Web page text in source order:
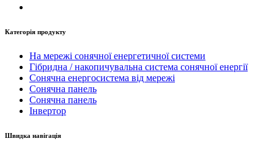
Категорія продукту
На мережі сонячної енергетичної системи
Гібридна / накопичувальна система сонячної енергії
Сонячна енергосистема від мережі
Сонячна панель
Сонячна панель
Інвертор
Швидка навігація